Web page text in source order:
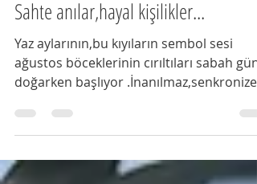
17 Eki 2019
2 dakikada okunur
Sahte anılar,hayal kişilikler...
Yaz aylarının,bu kıyıların sembol sesi
doğarken başlıyor .İnanılmaz,senkronize
sesler,...